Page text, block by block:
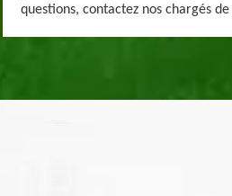
questions, contactez nos chargés